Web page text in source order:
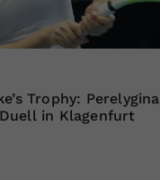
Trophy: Perelygina
in Klagenfurt